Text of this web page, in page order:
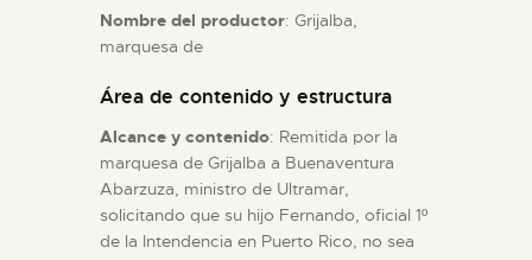
Nombre del productor: Grijalba,
marquesa de
Área de contenido y estructura
Alcance y contenido: Remitida por la
marquesa de Grijalba a Buenaventura
Abarzuza, ministro de Ultramar,
solicitando que su hijo Fernando, oficial 1º
de la Intendencia en Puerto Rico, no sea